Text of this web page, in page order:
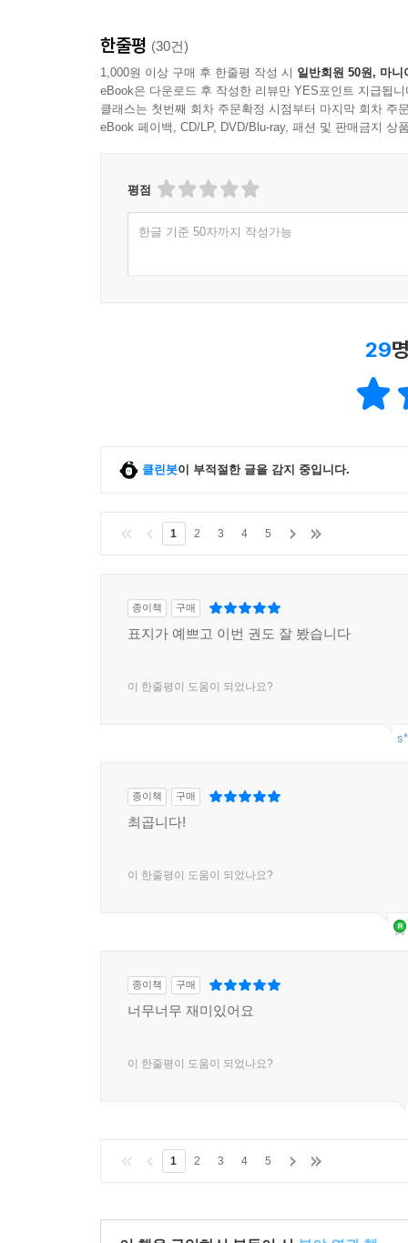
한줄평 (30건)
1,000원 이상 구매 후 한줄평 작성 시 일반회원 50원, 마니
eBook은 다운로드 후 작성한 리뷰만 YES포인트 지급됩니
클래스는 첫번째 회차 주문확정 시점부터 마지막 회차 주
eBook 페이백, CD/LP, DVD/Blu-ray, 패션 및 판매금지 상
평점
한글 기준 50자까지 작성가능
29
클린봇이 부적절한 글을 감지 중입니다.
1 2 3 4 5
종이책 구매
표지가 예쁘고 이번 권도 잘 봤습니다
이 한줄평이 도움이 되었나요?
종이책 구매
최곱니다!
이 한줄평이 도움이 되었나요?
종이책 구매
너무너무 재미있어요
이 한줄평이 도움이 되었나요?
1 2 3 4 5